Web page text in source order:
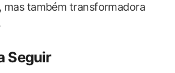
mas também transformadora
Seguir